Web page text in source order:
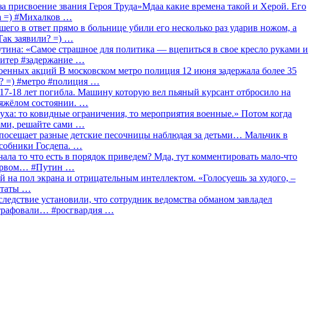
звания Героя Труда»Мдаа какие времена такой и Херой. Его
=) #Михалков …
в ответ прямо в больнице убили его несколько раз ударив ножом, а
заявили? =) …
«Самое страшное для политика — вцепиться в свое кресло руками и
#задержание …
акций В московском метро полиция 12 июня задержала более 35
=) #метро #полиция …
18 лет погибла. Машину которую вел пьяный курсант отбросило на
состоянии. …
то ковидные ограничения, то мероприятия военные.» Потом когда
решайте сами …
разные детские песочницы наблюдая за детьми… Мальчик в
Госдепа. …
то что есть в порядок приведем? Мда, тут комментировать мало-что
#Путин …
пол экрана и отрицательным интеллектом. «Голосуешь за худого, –
…
установили, что сотрудник ведомства обманом завладел
#росгвардия …